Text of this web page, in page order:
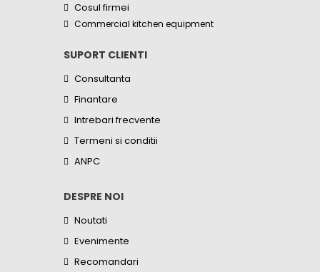
Cosul firmei
Commercial kitchen equipment
SUPORT CLIENTI
Consultanta
Finantare
Intrebari frecvente
Termeni si conditii
ANPC
DESPRE NOI
Noutati
Evenimente
Recomandari